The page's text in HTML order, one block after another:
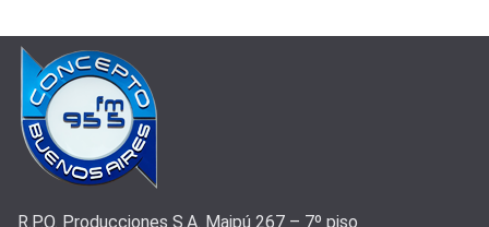
R.P.O. Producciones S.A. Maipú 267 – 7º piso